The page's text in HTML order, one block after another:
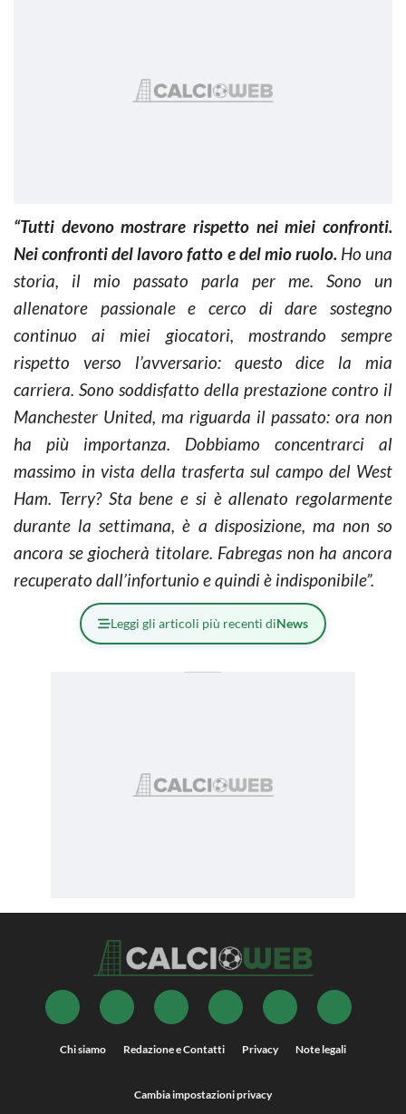
“Tutti devono mostrare rispetto nei miei confronti.
Nei confronti del lavoro fatto e del mio ruolo.Ho una
storia, il mio passato parla per me. Sono un
allenatore passionale e cerco di dare sostegno
continuo ai miei giocatori, mostrando sempre
rispetto verso l’avversario: questo dice la mia
carriera. Sono soddisfatto della prestazione contro il
Manchester United, ma riguarda il passato: ora non
ha più importanza. Dobbiamo concentrarci al
massimo in vista della trasferta sul campo del West
Ham. Terry? Sta bene e si è allenato regolarmente
durante la settimana, è a disposizione, ma non so
ancora se giocherà titolare. Fabregas non ha ancora
recuperato dall’infortunio e quindi è indisponibile”.
Leggi gli articoli più recenti diNews
Chi siamo Redazione e Contatti Privacy Note legali
Cambia impostazioni privacy